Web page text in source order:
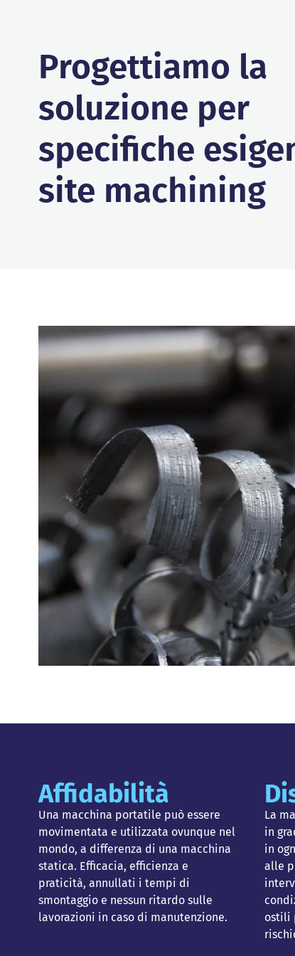
Progettiamo la
soluzione per
specifiche
site machining
Affidabilità
Una macchina portatile può essere
movimentata e utilizzata ovunque nel
mondo, a differenza di una macchina
statica. Efficacia, efficienza e
praticità, annullati i tempi di
smontaggio e nessun ritardo sulle
lavorazioni in caso di manutenzione.
La
in
in
alle
ostili